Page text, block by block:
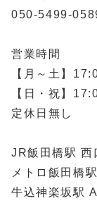
050-5499-
営業時間
【月～土】
【日・祝】
定休日無し
JR飯田橋駅 西
メトロ飯田橋
牛込神楽坂駅